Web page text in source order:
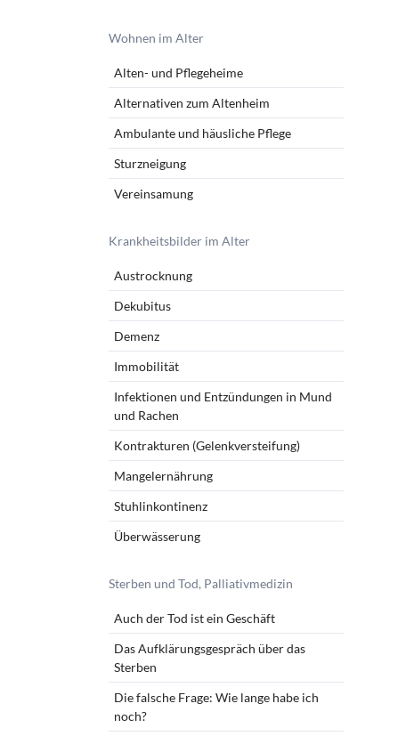
Wohnen im Alter
Alten- und Pflegeheime
Alternativen zum Altenheim
Ambulante und häusliche Pflege
Sturzneigung
Vereinsamung
Krankheitsbilder im Alter
Austrocknung
Dekubitus
Demenz
Immobilität
Infektionen und Entzündungen in Mund
und Rachen
Kontrakturen (Gelenkversteifung)
Mangelernährung
Stuhlinkontinenz
Überwässerung
Sterben und Tod, Palliativmedizin
Auch der Tod ist ein Geschäft
Das Aufklärungsgespräch über das
Sterben
Die falsche Frage: Wie lange habe ich
noch?